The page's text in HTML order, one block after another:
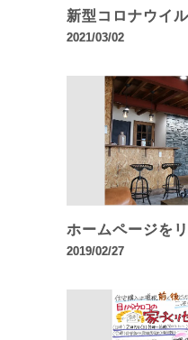
新型コロナウイ
2021/03/02
ホームページを
2019/02/27